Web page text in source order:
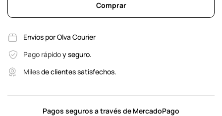
Comprar
Envíos por Olva Courier
Pago rápidoy seguro.
Milesde clientes satisfechos.
Pagos seguros a través de MercadoPago